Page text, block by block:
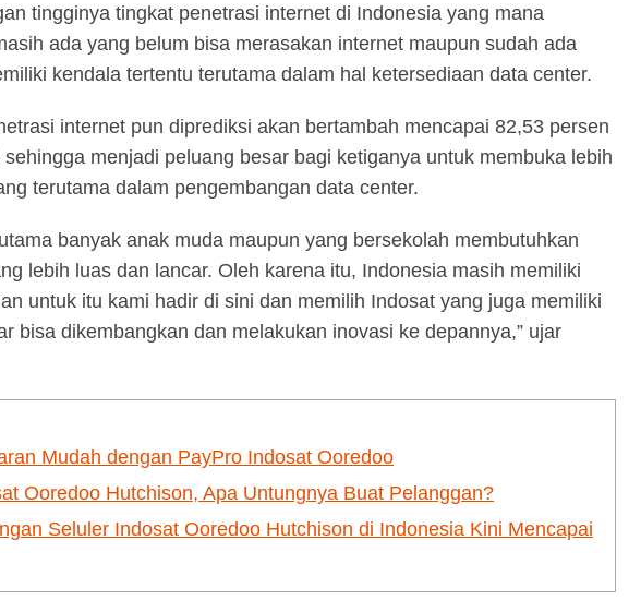
tingginya tingkat penetrasi internet di Indonesia yang mana
ada yang belum bisa merasakan internet maupun sudah ada
kendala tertentu terutama dalam hal ketersediaan data center.
internet pun diprediksi akan bertambah mencapai 82,53 persen
menjadi peluang besar bagi ketiganya untuk membuka lebih
terutama dalam pengembangan data center.
banyak anak muda maupun yang bersekolah membutuhkan
lebih luas dan lancar. Oleh karena itu, Indonesia masih memiliki
untuk itu kami hadir di sini dan memilih Indosat yang juga memiliki
bisa dikembangkan dan melakukan inovasi ke depannya,” ujar
Mudah dengan PayPro Indosat Ooredoo
Ooredoo Hutchison, Apa Untungnya Buat Pelanggan?
Seluler Indosat Ooredoo Hutchison di Indonesia Kini Mencapai